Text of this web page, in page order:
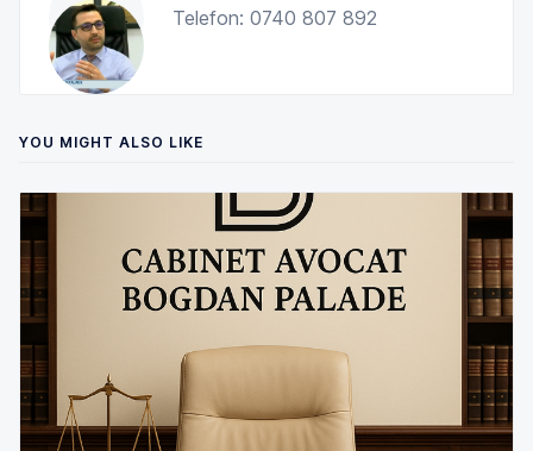
Telefon: 0740 807 892
YOU MIGHT ALSO LIKE